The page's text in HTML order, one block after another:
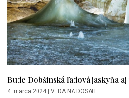
Bude Dobšinská ľadová jaskyňa
4. marca 2024 | VEDA NA DOSAH